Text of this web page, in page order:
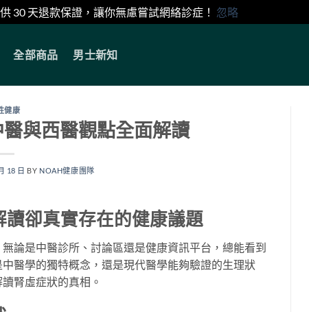
30 天退款保證，讓你無慮嘗試網絡診症！ 忽略
全部商品 男士新知
健康
與西醫觀點全面解讀
18 日 BY NOAH健康團隊
卻真實存在的健康議題
論是中醫診所、討論區還是健康資訊平台，總能看到
醫學的獨特概念，還是現代醫學能夠驗證的生理狀
腎虛症狀的真相。